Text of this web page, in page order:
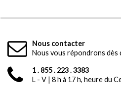
Nous contacter
Nous vous répondrons dès
1 . 855 . 223 . 3383
L - V | 8 h à 17 h, heure du